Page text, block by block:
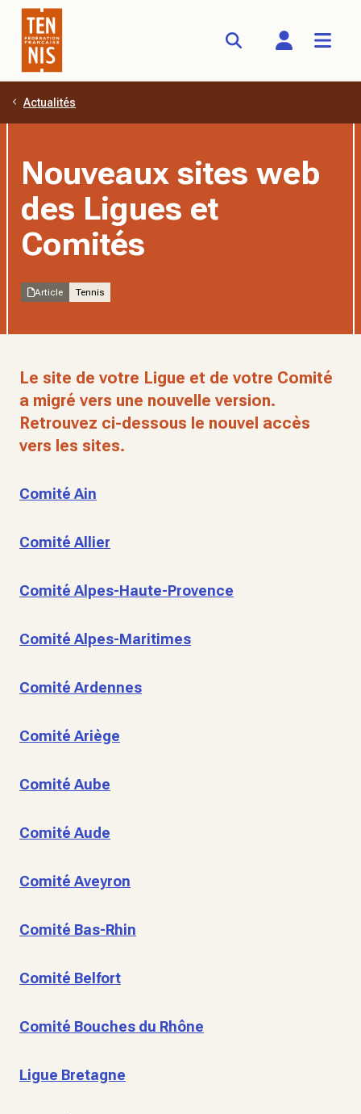
Aller au contenu principal
Actualités
Nouveaux sites web
des Ligues et
Comités
Article Tennis
Le site de votre Ligue et de votre Comité
a migré vers une nouvelle version.
Retrouvez ci-dessous le nouvel accès
vers les sites.
Comité Ain
Comité Allier
Comité Alpes-Haute-Provence
Comité Alpes-Maritimes
Comité Ardennes
Comité Ariège
Comité Aube
Comité Aude
Comité Aveyron
Comité Bas-Rhin
Comité Belfort
Comité Bouches du Rhône
Ligue Bretagne